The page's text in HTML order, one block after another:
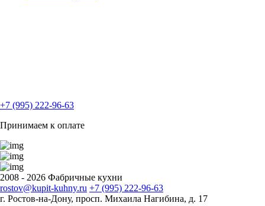
+7 (995) 222-96-63
Принимаем к оплате
2008 - 2026 Фабричные кухни
rostov@kupit-kuhny.ru +7 (995) 222-96-63
г. Ростов-на-Дону, ​просп. Михаила Нагибина, д. 17